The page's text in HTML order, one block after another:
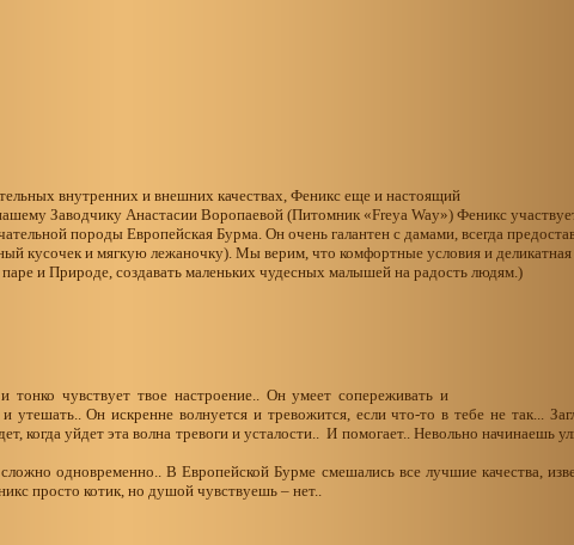
внутренних и внешних качествах, Феникс еще и настоящий
Заводчику Анастасии Воропаевой (Питомник «Freya Way») Феникс
породы Европейская Бурма. Он очень галантен с дамами, всегда
кусочек и мягкую лежаночку). Мы верим, что комфортные условия и деликатная
и Природе, создавать маленьких чудесных малышей на радость людям.)
чувствует твое настроение.. Он умеет сопереживать и
утешать.. Он искренне волнуется и тревожится, если что-то в тебе не так...
когда уйдет эта волна тревоги и усталости.. И помогает.. Невольно начинаешь
одновременно.. В Европейской Бурме смешались все лучшие качества,
просто котик, но душой чувствуешь – нет..